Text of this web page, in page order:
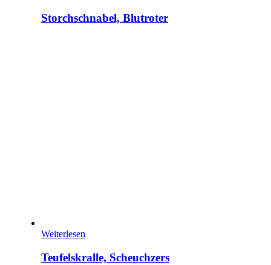
Storchschnabel, Blutroter
Weiterlesen
Teufelskralle, Scheuchzers